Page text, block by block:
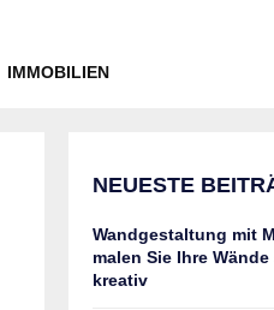
IMMOBILIEN
NEUESTE
Wandgestaltung mit
malen Sie Ihre
kreativ